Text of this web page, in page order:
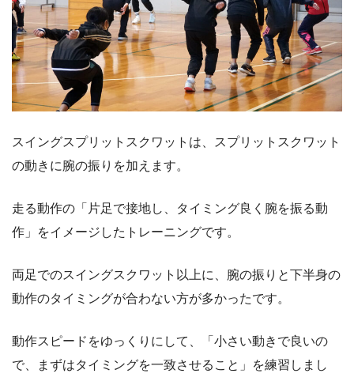
スイングスプリットスクワットは、スプリットスクワット
の動きに腕の振りを加えます。
走る動作の「片足で接地し、タイミング良く腕を振る動
作」をイメージしたトレーニングです。
両足でのスイングスクワット以上に、腕の振りと下半身の
動作のタイミングが合わない方が多かったです。
動作スピードをゆっくりにして、「小さい動きで良いの
で、まずはタイミングを一致させること」を練習しまし